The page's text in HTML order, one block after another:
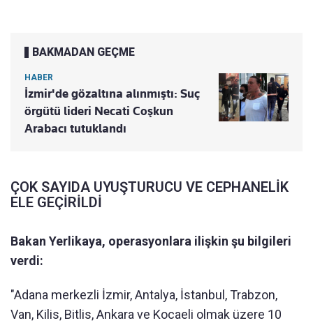
BAKMADAN GEÇME
HABER
İzmir'de gözaltına alınmıştı: Suç
örgütü lideri Necati Coşkun
Arabacı tutuklandı
ÇOK SAYIDA UYUŞTURUCU VE CEPHANELİK
ELE GEÇİRİLDİ
Bakan Yerlikaya, operasyonlara ilişkin şu bilgileri
verdi:
"Adana merkezli İzmir, Antalya, İstanbul, Trabzon,
Van, Kilis, Bitlis, Ankara ve Kocaeli olmak üzere 10